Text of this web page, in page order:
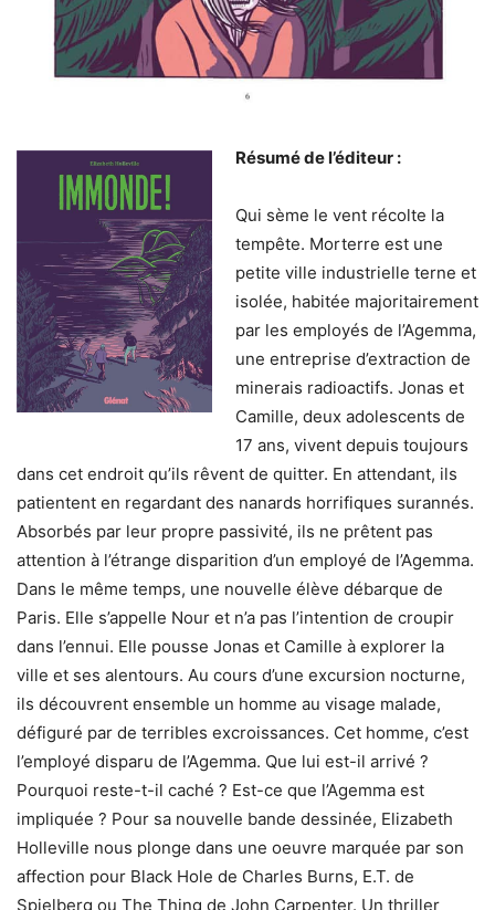
Résumé de l’éditeur :
Qui sème le vent récolte la
tempête. Morterre est une
petite ville industrielle terne et
isolée, habitée majoritairement
par les employés de l’Agemma,
une entreprise d’extraction de
minerais radioactifs. Jonas et
Camille, deux adolescents de
17 ans, vivent depuis toujours
dans cet endroit qu’ils rêvent de quitter. En attendant, ils
patientent en regardant des nanards horrifiques surannés.
Absorbés par leur propre passivité, ils ne prêtent pas
attention à l’étrange disparition d’un employé de l’Agemma.
Dans le même temps, une nouvelle élève débarque de
Paris. Elle s’appelle Nour et n’a pas l’intention de croupir
dans l’ennui. Elle pousse Jonas et Camille à explorer la
ville et ses alentours. Au cours d’une excursion nocturne,
ils découvrent ensemble un homme au visage malade,
défiguré par de terribles excroissances. Cet homme, c’est
l’employé disparu de l’Agemma. Que lui est-il arrivé ?
Pourquoi reste-t-il caché ? Est-ce que l’Agemma est
impliquée ? Pour sa nouvelle bande dessinée, Elizabeth
Holleville nous plonge dans une oeuvre marquée par son
affection pour Black Hole de Charles Burns, E.T. de
Spielberg ou The Thing de John Carpenter. Un thriller